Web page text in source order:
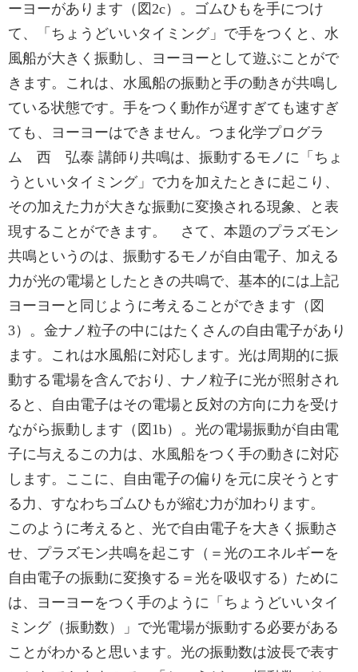
ーヨーがあります（図2c）。ゴムひもを手につけ
て、「ちょうどいいタイミング」で手をつくと、水
風船が大きく振動し、ヨーヨーとして遊ぶことがで
きます。これは、水風船の振動と手の動きが共鳴し
ている状態です。手をつく動作が遅すぎても速すぎ
ても、ヨーヨーはできません。つま化学プログラ
ム 西 弘泰 講師り共鳴は、振動するモノに「ちょ
うといいタイミング」で力を加えたときに起こり、
その加えた力が大きな振動に変換される現象、と表
現することができます。 さて、本題のプラズモン
共鳴というのは、振動するモノが自由電子、加える
力が光の電場としたときの共鳴で、基本的には上記
ヨーヨーと同じように考えることができます（図
3）。金ナノ粒子の中にはたくさんの自由電子があり
ます。これは水風船に対応します。光は周期的に振
動する電場を含んでおり、ナノ粒子に光が照射され
ると、自由電子はその電場と反対の方向に力を受け
ながら振動します（図1b）。光の電場振動が自由電
子に与えるこの力は、水風船をつく手の動きに対応
します。ここに、自由電子の偏りを元に戻そうとす
る力、すなわちゴムひもが縮む力が加わります。
このように考えると、光で自由電子を大きく振動さ
せ、プラズモン共鳴を起こす（＝光のエネルギーを
自由電子の振動に変換する＝光を吸収する）ために
は、ヨーヨーをつく手のように「ちょうどいいタイ
ミング（振動数）」で光電場が振動する必要がある
ことがわかると思います。光の振動数は波長で表す